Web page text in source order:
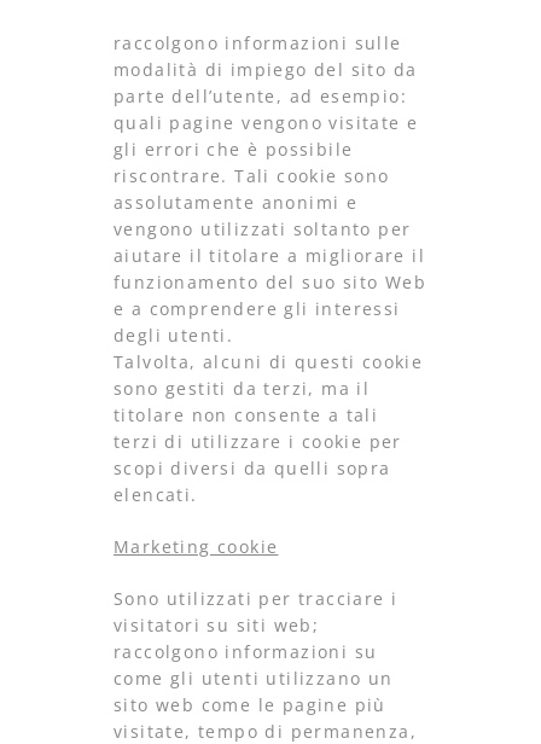
raccolgono informazioni sulle
modalità di impiego del sito da
parte dell’utente, ad esempio:
quali pagine vengono visitate e
gli errori che è possibile
riscontrare. Tali cookie sono
assolutamente anonimi e
vengono utilizzati soltanto per
aiutare il titolare a migliorare il
funzionamento del suo sito Web
e a comprendere gli interessi
degli utenti.
Talvolta, alcuni di questi cookie
sono gestiti da terzi, ma il
titolare non consente a tali
terzi di utilizzare i cookie per
scopi diversi da quelli sopra
elencati.
Marketing cookie
Sono utilizzati per tracciare i
visitatori su siti web;
raccolgono informazioni su
come gli utenti utilizzano un
sito web come le pagine più
visitate, tempo di permanenza,